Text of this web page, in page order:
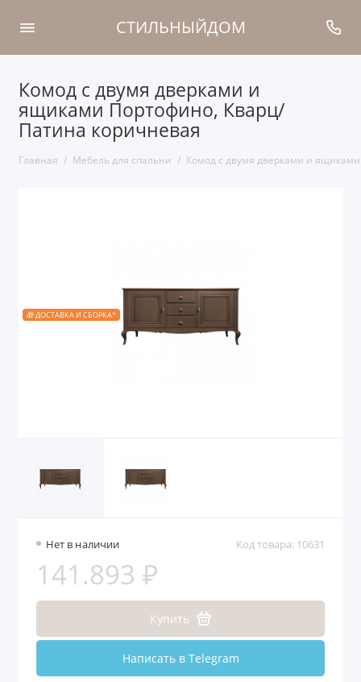
СТИЛЬНЫЙДОМ
Комод с двумя дверками и
ящиками Портофино, Кварц/
Патина коричневая
Главная Мебель для спальни Комод с двумя дверками и
🎁 ДОСТАВКА И СБОРКА*
Нет в наличии Код товара: 10631
141.893 ₽
Купить
Написать в Telegram